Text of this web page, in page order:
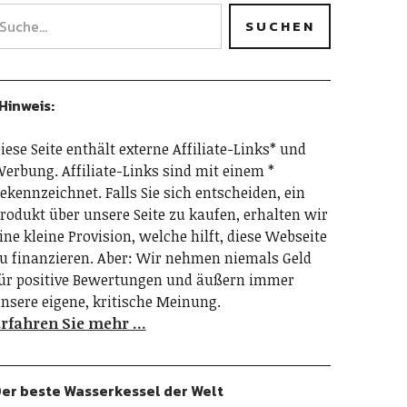
Seite enthält externe Affiliate-Links* und
Affiliate-Links sind mit einem *
Falls Sie sich entscheiden, ein
über unsere Seite zu kaufen, erhalten wir
kleine Provision, welche hilft, diese Webseite
finanzieren. Aber: Wir nehmen niemals Geld
positive Bewertungen und äußern immer
eigene, kritische Meinung.
Sie mehr …
beste Wasserkessel der Welt